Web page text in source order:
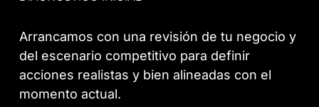
Arrancamos con una revisión de tu negocio y
del escenario competitivo para definir
acciones realistas y bien alineadas con el
momento actual.